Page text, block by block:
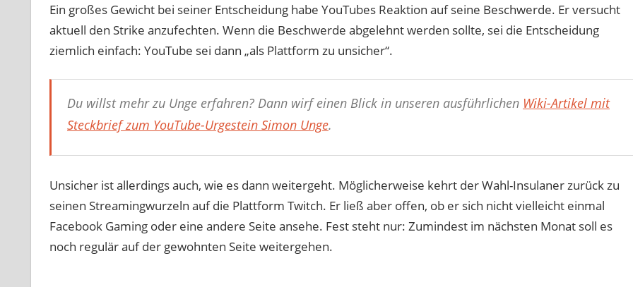
Ein großes Gewicht bei seiner Entscheidung habe YouTubes Reaktion auf seine Beschwerde. Er versucht
aktuell den Strike anzufechten. Wenn die Beschwerde abgelehnt werden sollte, sei die Entscheidung
ziemlich einfach: YouTube sei dann „als Plattform zu unsicher“.
Du willst mehr zu Unge erfahren? Dann wirf einen Blick in unseren ausführlichen Wiki-Artikel mit
Steckbrief zum YouTube-Urgestein Simon Unge.
Unsicher ist allerdings auch, wie es dann weitergeht. Möglicherweise kehrt der Wahl-Insulaner zurück zu
seinen Streamingwurzeln auf die Plattform Twitch. Er ließ aber offen, ob er sich nicht vielleicht einmal
Facebook Gaming oder eine andere Seite ansehe. Fest steht nur: Zumindest im nächsten Monat soll es
noch regulär auf der gewohnten Seite weitergehen.